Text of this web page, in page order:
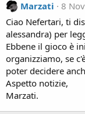
Marzati
8
Ciao Nefertari, ti
alessandra) per
Ebbene il gioco è
organizziamo, se
poter decidere
Aspetto notizie,
Marzati.